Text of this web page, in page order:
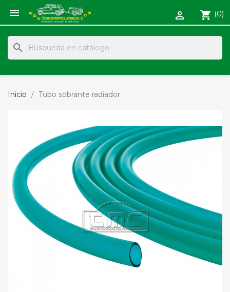
 shopping_cart (0)

search
Inicio Tubo sobrante radiador